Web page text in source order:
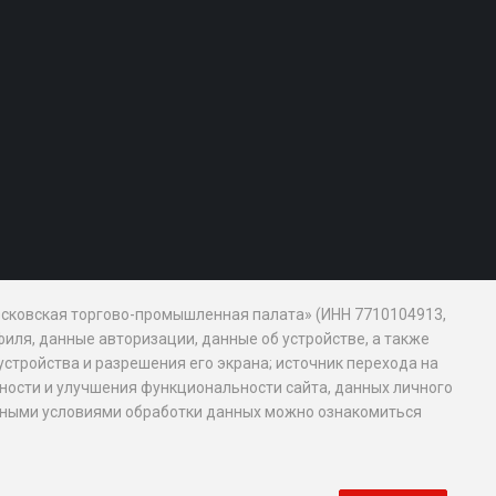
торгово-промышленная палата» (ИНН 7710104913,
данные авторизации, данные об устройстве, а также
и разрешения его экрана; источник перехода на
и улучшения функциональности сайта, данных личного
условиями обработки данных можно ознакомиться